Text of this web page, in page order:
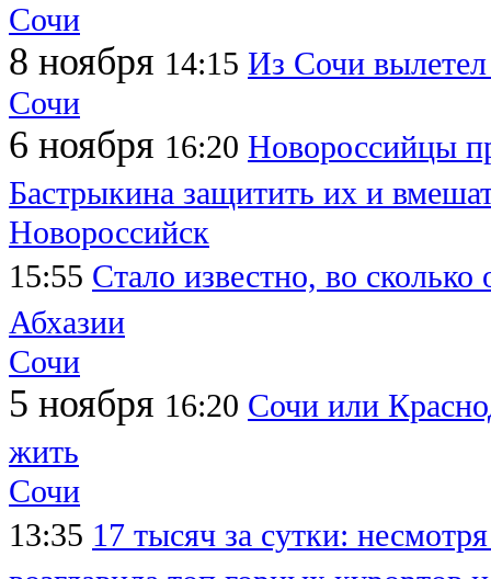
Сочи
8 ноября 14:15 Из Сочи
Сочи
6 ноября 16:20 Новороссийцы
Бастрыкина защитить их и
Новороссийск
15:55 Стало известно, во сколько
Абхазии
Сочи
5 ноября 16:20 Сочи или
жить
Сочи
13:35 17 тысяч за сутки: